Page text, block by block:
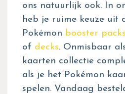
ons natuurlijk ook. In
heb je ruime keuze uit
Pokémon booster packs
of decks. Onmisbaar
kaarten collectie
als je het Pokémon
spelen. Vandaag